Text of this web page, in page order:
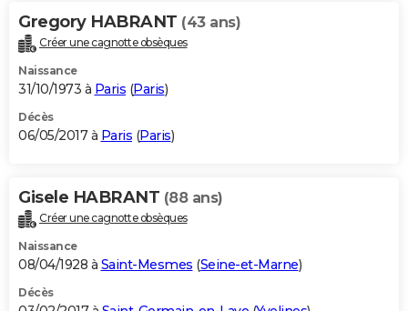
Gregory HABRANT (43 ans)
Créer une cagnotte obsèques
Naissance
31/10/1973 à Paris (Paris)
Décès
06/05/2017 à Paris (Paris)
Gisele HABRANT (88 ans)
Créer une cagnotte obsèques
Naissance
08/04/1928 à Saint-Mesmes (Seine-et-Marne)
Décès